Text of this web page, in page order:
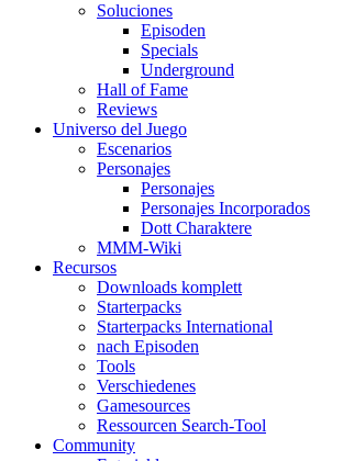
Soluciones
Episoden
Specials
Underground
Hall of Fame
Reviews
Universo del Juego
Escenarios
Personajes
Personajes
Personajes Incorporados
Dott Charaktere
MMM-Wiki
Recursos
Downloads komplett
Starterpacks
Starterpacks International
nach Episoden
Tools
Verschiedenes
Gamesources
Ressourcen Search-Tool
Community